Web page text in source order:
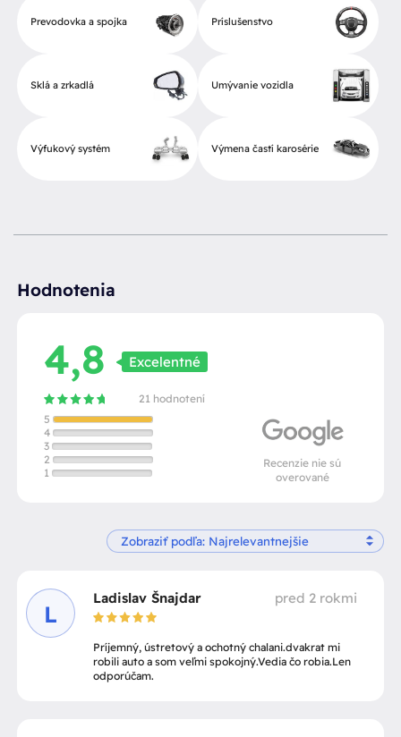
Prevodovka a spojka Príslušenstvo
Sklá a zrkadlá Umývanie vozidla
Výfukový systém Výmena častí karosérie
Hodnotenia
4,8 Excelentné
21 hodnotení
5
4
3
2
1
Recenzie nie sú
overované
L
Ladislav Šnajdar pred 2 rokmi
Príjemný, ústretový a ochotný chalani.dvakrat mi
robili auto a som veľmi spokojný.Vedia čo robia.Len
odporúčam.